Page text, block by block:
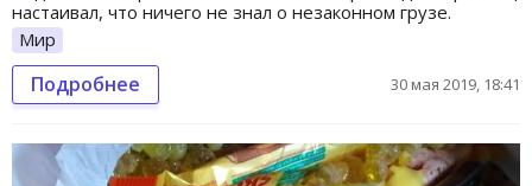
настаивал, что ничего не знал о незаконном грузе.
Мир
Подробнее 30 мая 2019, 18:41